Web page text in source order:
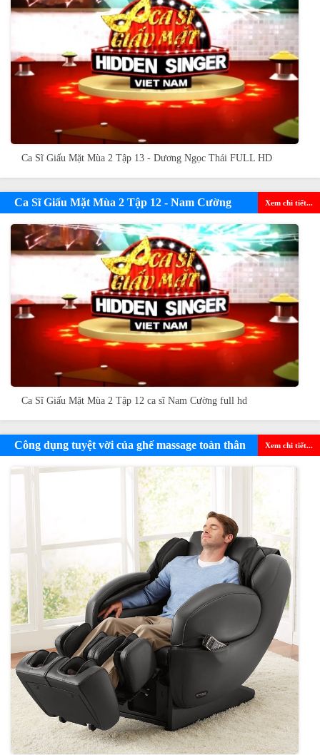
Ca Sĩ Giấu Mặt Mùa 2 Tập 13 - Dương Ngọc Thái FULL HD
Ca Sĩ Giấu Mặt Mùa 2 Tập 12 - Nam Cường Xem chi tiết...
Ca Sĩ Giấu Mặt Mùa 2 Tập 12 ca sĩ Nam Cường full hd
Công dụng tuyệt vời của ghế massage toàn thân Xem chi tiết...